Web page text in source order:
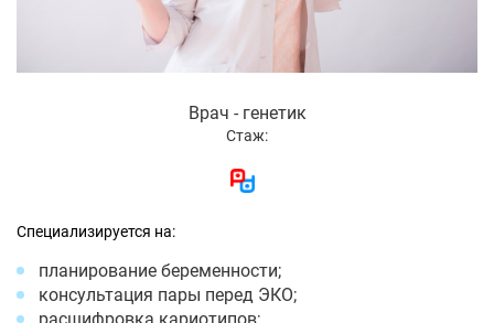
Врач - генетик
Стаж:
Специализируется на:
планирование беременности;
консультация пары перед ЭКО;